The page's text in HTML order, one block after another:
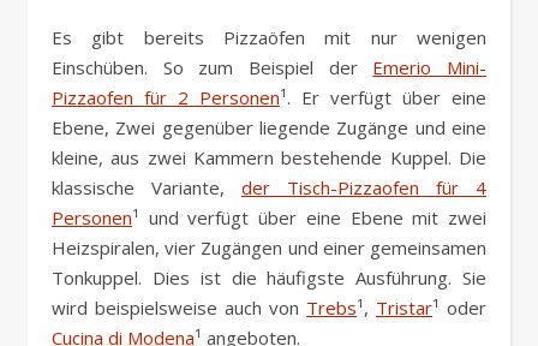
Es gibt bereits Pizzaöfen mit nur wenigen
Einschüben. So zum Beispiel der Emerio Mini-
Pizzaofen für 2 Personen¹. Er verfügt über eine
Ebene, Zwei gegenüber liegende Zugänge und eine
kleine, aus zwei Kammern bestehende Kuppel. Die
klassische Variante, der Tisch-Pizzaofen für 4
Personen¹ und verfügt über eine Ebene mit zwei
Heizspiralen, vier Zugängen und einer gemeinsamen
Tonkuppel. Dies ist die häufigste Ausführung. Sie
wird beispielsweise auch von Trebs¹, Tristar¹ oder
Cucina di Modena¹ angeboten.